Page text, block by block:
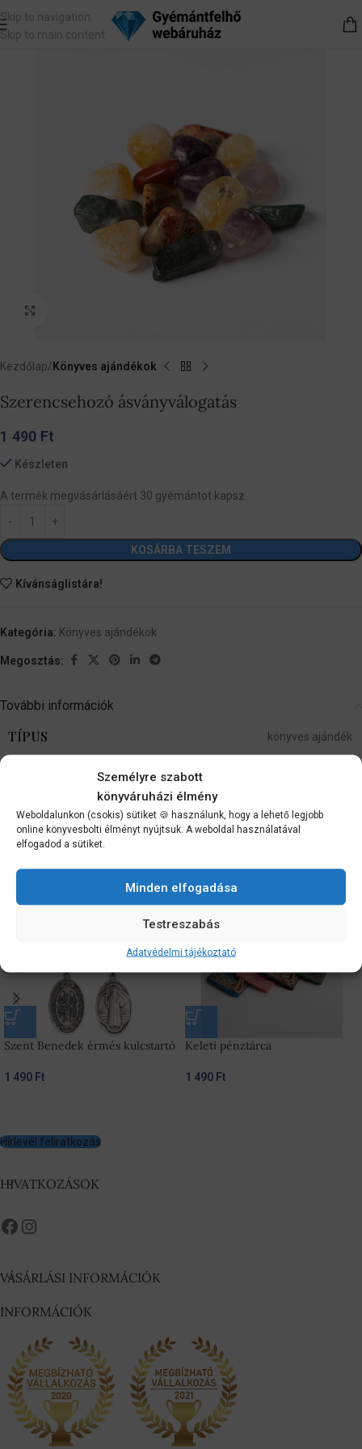
Személyre szabott
könyváruházi élmény
Weboldalunkon (csokis) sütiket 🍪 használunk, hogy a lehető legjobb
online könyvesbolti élményt nyújtsuk. A weboldal használatával
elfogadod a sütiket.
Minden elfogadása
Testreszabás
Adatvédelmi tájékoztató
Skip to navigation
Skip to main content
Kezdőlap Könyves ajándékok
Szerencsehozó ásványválogatás
1 490 Ft
Készleten
A termék megvásárlásáért 30 gyémántot kapsz.
KOSÁRBA TESZEM
Kívánságlistára!
Kategória: Könyves ajándékok
Megosztás:
További információk
TÍPUS könyves ajándék
Szállítási információk
Kapcsolódó termékek
Szent Benedek érmés kulcstartó
1 490 Ft
Keleti pénztárca
1 490 Ft
Hírlevél feliratkozás
HIVATKOZÁSOK
VÁSÁRLÁSI INFORMÁCIÓK
INFORMÁCIÓK